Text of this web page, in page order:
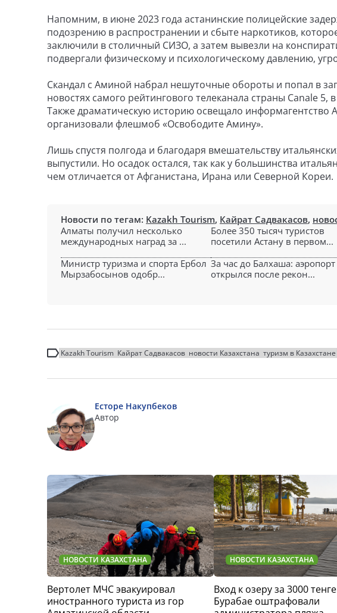
Напомним, в июне 2023 года астанинские полицейские
подозрению в распространении и сбыте наркотиков,
заключили в столичный СИЗО, а затем вывезли на
подвергали физическому и психологическому давлению,
Скандал с Аминой набрал нешуточные обороты и попал в
новостях самого рейтингового телеканала страны Canale 5,
Также драматическую историю освещало информагентство
организовали флешмоб «Освободите Амину».
Лишь спустя полгода и благодаря вмешательству
выпустили. Но осадок остался, так как у большинства
чем отличается от Афганистана, Ирана или Северной Кореи.
Новости по тегам: Kazakh Tourism, Кайрат Садвакасов,
Алматы получил несколько
международных наград за ...
Более 350 тысяч туристов
посетили Астану в первом...
Министр туризма и спорта Ербол
Мырзабосынов одобр...
За час до Балхаша: аэропорт
открылся после рекон...
Kazakh Tourism Кайрат Садвакасов новости Казахстана туризм в Казахстане
Есторе Накупбеков
Автор
НОВОСТИ КАЗАХСТАНА
Вертолет МЧС эвакуировал
иностранного туриста из гор
НОВОСТИ КАЗАХСТАНА
Вход к озеру за 3000
Бурабае оштрафовали